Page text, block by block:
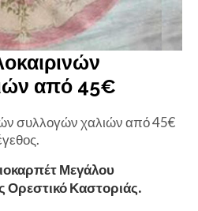
από 45€
συλλογών χαλιών από 45€
Μεγάλου
Ορεστικό Καστοριάς.